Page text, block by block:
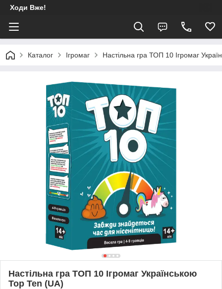
Ходи Вже!
Каталог Ігромаг Настільна гра ТОП 10 Ігромаг
Настільна гра ТОП 10 Ігромаг Українською
Top Ten (UA)